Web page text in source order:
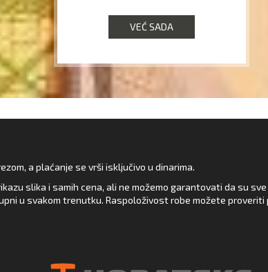
VEĆ SADA
a plaćanje se vrši isključivo u dinarima.
slika i samih cena, ali ne možemo garantovati da su
u svakom trenutku. Raspoloživost robe možete proveriti